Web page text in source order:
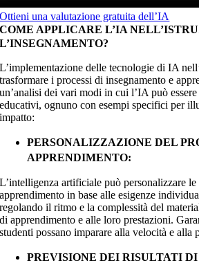
Ottieni una valutazione gratuita dell’IA
COME APPLICARE L’IA
L’INSEGNAMENTO?
L’implementazione delle tecnologie di IA
trasformare i processi di insegnamento e
un’analisi dei vari modi in cui l’IA può
educativi, ognuno con esempi specifici per
impatto:
PERSONALIZZAZIONE DEL
APPRENDIMENTO:
L’intelligenza artificiale può personalizzare le
apprendimento in base alle esigenze
regolando il ritmo e la complessità del
di apprendimento e alle loro prestazioni.
studenti possano imparare alla velocità e alla
PREVISIONE DEI RISULTATI